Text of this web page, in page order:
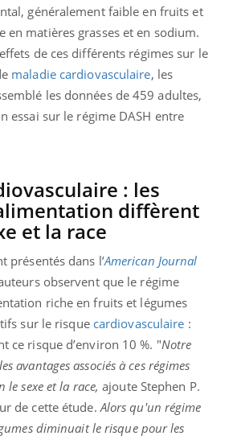
généralement faible en fruits et
en matières grasses et en sodium.
de ces différents régimes sur le
maladie cardiovasculaire, les
les données de 459 adultes,
essai sur le régime DASH entre
: les
diffèrent
et la race
présentés dans l’American Journal
observent que le régime
riche en fruits et légumes
sur le risque cardiovasculaire :
ce risque d’environ 10 %. "Notre
avantages associés à ces régimes
le sexe et la race,ajoute Stephen P.
de cette étude.Alors qu'un régime
diminuait le risque pour les